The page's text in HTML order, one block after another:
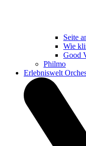
Seite
Wie
Good
Philmo
Erlebniswelt